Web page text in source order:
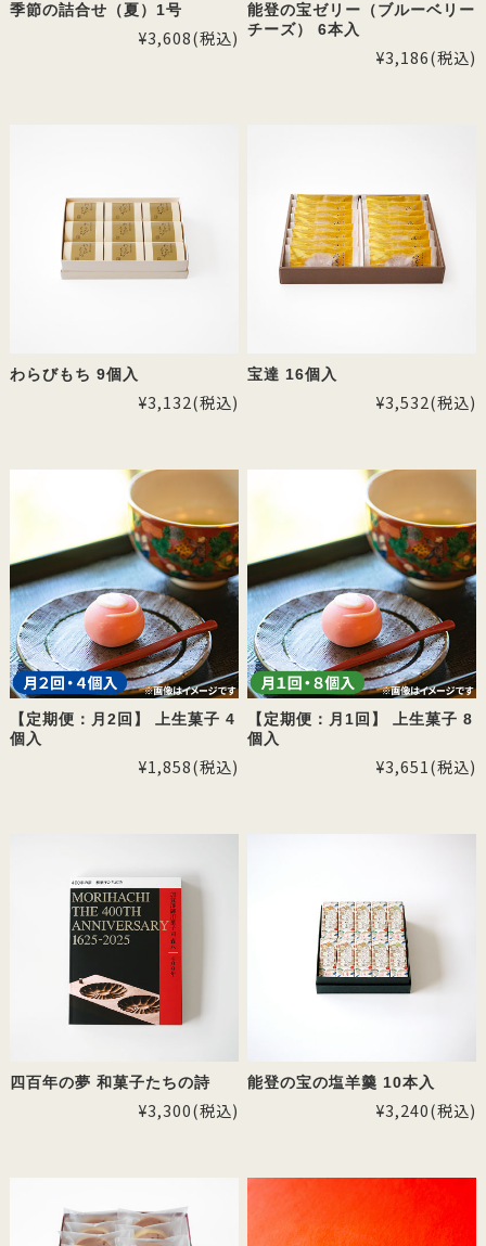
季節の詰合せ（夏）1号
¥3,608(税込)
能登の宝ゼリー（ブルーベリー
チーズ） 6本入
¥3,186(税込)
わらびもち 9個入
¥3,132(税込)
宝達 16個入
¥3,532(税込)
【定期便：月2回】 上生菓子 4
個入
¥1,858(税込)
【定期便：月1回】 上生菓子 8
個入
¥3,651(税込)
四百年の夢 和菓子たちの詩
¥3,300(税込)
能登の宝の塩羊羹 10本入
¥3,240(税込)